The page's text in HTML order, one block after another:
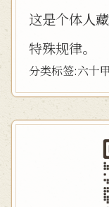
这是个体人
特殊规律。
分类标签:六十